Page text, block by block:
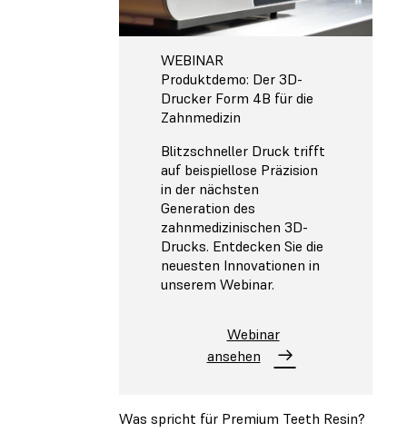
WEBINAR
Produktdemo: Der 3D-
Drucker Form 4B für die
Zahnmedizin
Blitzschneller Druck trifft
auf beispiellose Präzision
in der nächsten
Generation des
zahnmedizinischen 3D-
Drucks. Entdecken Sie die
neuesten Innovationen in
unserem Webinar.
Webinar
ansehen
Was spricht für Premium Teeth Resin?